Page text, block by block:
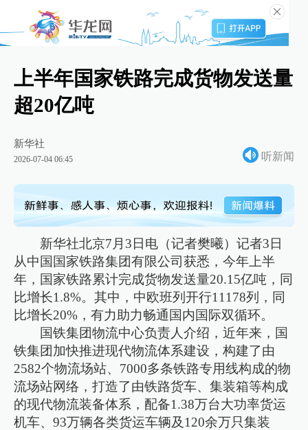
上半年国家铁路完成货物发送量
超20亿吨
新华社
2026-07-04 06:45 听新闻
新华社北京7月3日电（记者樊曦）记者3日
从中国国家铁路集团有限公司获悉，今年上半
年，国家铁路累计完成货物发送量20.15亿吨，同
比增长1.8%。其中，中欧班列开行11178列，同
比增长20%，有力助力畅通国内国际双循环。
国铁集团物流中心负责人介绍，近年来，国
铁集团加快推进现代物流体系建设，构建了由
2582个物流场站、7000多条铁路专用线构成的物
流场站网络，打造了由铁路货车、集装箱等构成
的现代物流装备体系，配备1.38万台大功率货运
机车、93万辆各类货运车辆及120余万只集装